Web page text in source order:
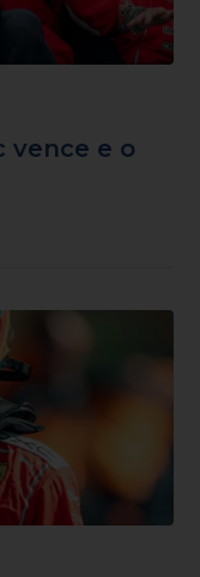
vence e o